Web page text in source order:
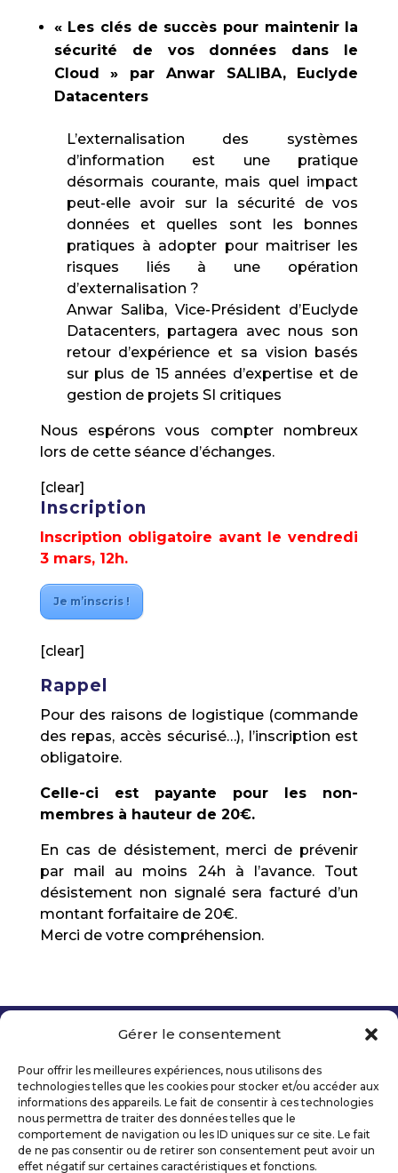
Gérer le consentement
Pour offrir les meilleures expériences, nous utilisons des
technologies telles que les cookies pour stocker et/ou accéder aux
informations des appareils. Le fait de consentir à ces technologies
nous permettra de traiter des données telles que le
comportement de navigation ou les ID uniques sur ce site. Le fait
de ne pas consentir ou de retirer son consentement peut avoir un
effet négatif sur certaines caractéristiques et fonctions.
« Les clés de succès pour maintenir la
sécurité de vos données dans le
Cloud » par Anwar SALIBA, Euclyde
Datacenters
L’externalisation des systèmes
d’information est une pratique
désormais courante, mais quel impact
peut-elle avoir sur la sécurité de vos
données et quelles sont les bonnes
pratiques à adopter pour maitriser les
risques liés à une opération
d’externalisation ?
Anwar Saliba, Vice-Président d’Euclyde
Datacenters, partagera avec nous son
retour d’expérience et sa vision basés
sur plus de 15 années d’expertise et de
gestion de projets SI critiques
Nous espérons vous compter nombreux
lors de cette séance d’échanges.
[clear]
Inscription
Inscription obligatoire avant le vendredi
3 mars, 12h.
Je m’inscris !
[clear]
Rappel
Pour des raisons de logistique (commande
des repas, accès sécurisé…), l’inscription est
obligatoire.
Celle-ci est payante pour les non-
membres à hauteur de 20€.
En cas de désistement, merci de prévenir
par mail au moins 24h à l’avance. Tout
désistement non signalé sera facturé d’un
montant forfaitaire de 20€.
Merci de votre compréhension.
Mentions légales
Politique de confidentialité
Déclaration d’accessibilité numérique
Ils nous soutiennent